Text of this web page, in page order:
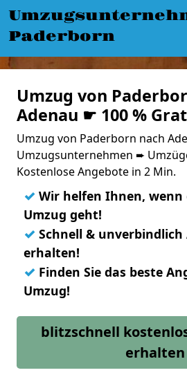
Paderborn
Umzug von
Adenau ☛ 100 %
Umzug von Paderborn nach
Umzugsunternehmen ➨
Kostenlose Angebote in 2 Min.
✓ Wir helfen Ihnen, wenn
Umzug geht!
✓ Schnell & unverbindlich
erhalten!
✓ Finden Sie das beste
Umzug!
blitzschnell
erhalten